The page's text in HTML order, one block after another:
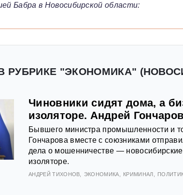
Бабра в Новосибирской области:
РУБРИКЕ "ЭКОНОМИКА"
Чиновники сидят дома, а
изоляторе. Андрей
Бывшего министра промышленности и
Гончарова вместе с союзниками
дела о мошенничестве —
изоляторе.
АНДРЕЙ ТИХОНОВ ЭКОНОМИКА КРИМИНАЛ